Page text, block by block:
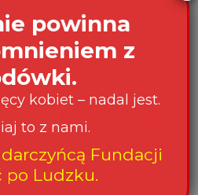
Zapisz
i Zgodę na
od Fundacji
dla osób profesjonalnie